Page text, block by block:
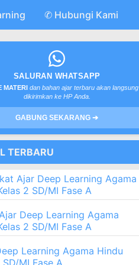
✆ Hubungi Kami
SALURAN WHATSAPP
MATERI dan bahan ajar terbaru akan langsung
dikirimkan ke HP Anda.
GABUNG SEKARANG ➔
TERBARU
Ajar Deep Learning Agama
2 SD/MI Fase A
Deep Learning Agama
2 SD/MI Fase A
Learning Agama Hindu
SD/MI Fase A